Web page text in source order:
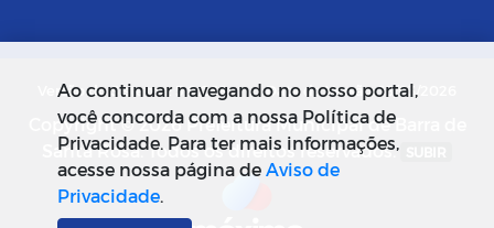
Versão do Sistema: 5.0.268 Data da Versão: 18/03/2026
Copyright © 2026 Prefeitura Municipal de Barra de
Santa Rosa. Todos os direitos reservados.
Ao continuar navegando no nosso portal,
você concorda com a nossa Política de
Privacidade. Para ter mais informações,
acesse nossa página deAviso de
Privacidade.